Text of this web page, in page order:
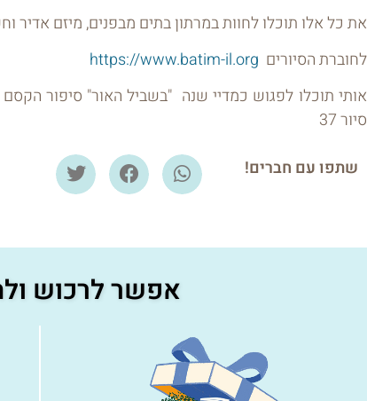
את כל אלו תוכלו לחוות במרתון בתים מבפנים, מיזם אדיר
לחוברת הסיורים https://www.batim-il.org
אותי תוכלו לפגוש כמדיי שנה "בשביל האור" סיפור
סיור 37
שתפו עם חברים!
אפשר לרכוש